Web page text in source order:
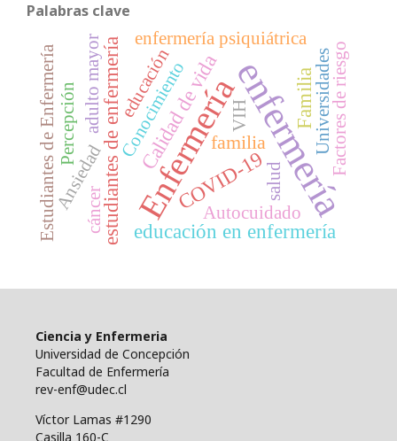
Palabras clave
enfermería
Enfermería
estudiantes de enfermería educación en enfermería
Calidad de vida
COVID-19
Familia
familia
Autocuidado
Ansiedad
Conocimiento
Estudiantes de Enfermería salud
Universidades
enfermería psiquiátrica
Factores de riesgo
Percepciónadulto mayor educación VIH
cáncer
Ciencia y Enfermeria
Universidad de Concepción
Facultad de Enfermería
rev-enf@udec.cl
Víctor Lamas #1290
Casilla 160-C